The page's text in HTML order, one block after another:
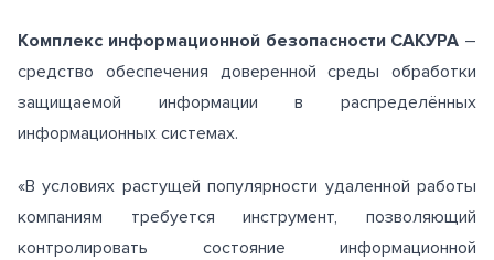
Комплекс информационной безопасности САКУРА –
средство обеспечения доверенной среды обработки
защищаемой информации в распределённых
информационных системах.
«В условиях растущей популярности удаленной работы
компаниям требуется инструмент, позволяющий
контролировать состояние информационной